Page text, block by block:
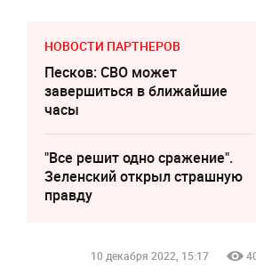
НОВОСТИ ПАРТНЕРОВ
Песков: СВО может
завершиться в ближайшие
часы
"Все решит одно сражение".
Зеленский открыл страшную
правду
10 декабря 2022, 15:17